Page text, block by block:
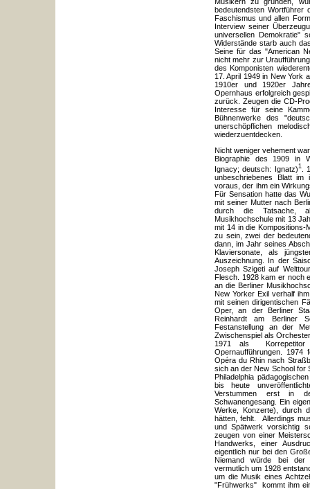
bedeutendsten Wortführer
Faschismus und allen
Interview seiner
universellen Demokratie"
Widerstände starb auch
Seine für das "American
nicht mehr zur
des Komponisten
17. April 1949 in New York
1910er und 1920er
Opernhaus erfolgreich
zurück. Zeugen die CD-
Interesse für seine
Bühnenwerke des
unerschöpflichen
wiederzuentdecken.
Nicht weniger vehement
Biographie des 1909 in
Ignacy; deutsch: Ignatz)1.
unbeschriebenes Blatt im
voraus, der ihm ein
Für Sensation hatte das
mit seiner Mutter nach
durch die Tatsache,
Musikhochschule mit 13
mit 14 in die
zu sein, zwei der
dann, im Jahr seines
Klaviersonate, als
Auszeichnung. In der
Joseph Szigeti auf
Flesch. 1928 kam er noch
an die Berliner
New Yorker Exil verhalf
mit seinen dirigentischen
Oper, an der Berliner
Reinhardt am Berliner
Festanstellung an der
Zwischenspiel als
1971 als Korrepetitor
Opernaufführungen. 1974
Opéra du Rhin nach
sich an der New School for
Philadelphia
bis heute
Verstummen erst in
Schwanengesang. Ein
Werke, Konzerte), durch
hätten, fehlt. Allerdings
und Spätwerk vorsichtig
zeugen von einer
Handwerks, einer
eigentlich nur bei den
Niemand würde bei der
vermutlich um 1928
um die Musik eines
"Frühwerks" kommt ihm